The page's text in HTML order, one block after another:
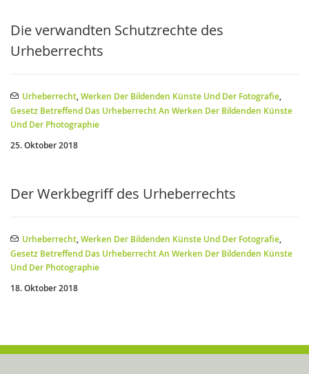
Die verwandten Schutzrechte des
Urheberrechts
Urheberrecht,Werken Der Bildenden Künste Und Der Fotografie,
Gesetz Betreffend Das Urheberrecht An Werken Der Bildenden Künste
Und Der Photographie
25. Oktober 2018
Der Werkbegriff des Urheberrechts
Urheberrecht,Werken Der Bildenden Künste Und Der Fotografie,
Gesetz Betreffend Das Urheberrecht An Werken Der Bildenden Künste
Und Der Photographie
18. Oktober 2018